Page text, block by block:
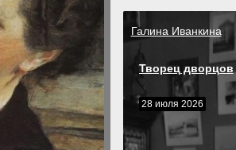
Галина Иванкина
Творец дворцов
28 июля 2026